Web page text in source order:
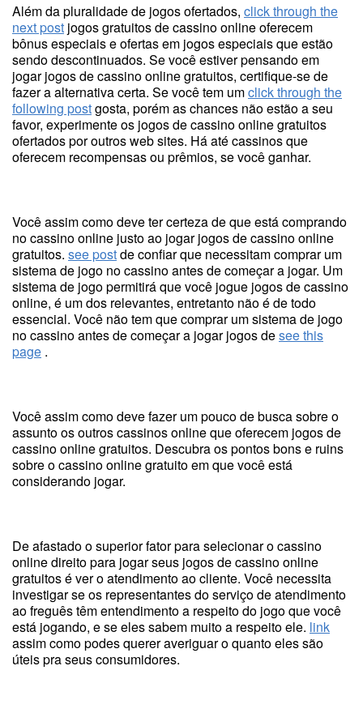
Além da pluralidade de jogos ofertados, click through the
next post jogos gratuitos de cassino online oferecem
bônus especiais e ofertas em jogos especiais que estão
sendo descontinuados. Se você estiver pensando em
jogar jogos de cassino online gratuitos, certifique-se de
fazer a alternativa certa. Se você tem umclick through the
following postgosta, porém as chances não estão a seu
favor, experimente os jogos de cassino online gratuitos
ofertados por outros web sites. Há até cassinos que
oferecem recompensas ou prêmios, se você ganhar.
Você assim como deve ter certeza de que está comprando
no cassino online justo ao jogar jogos de cassino online
gratuitos. see postde confiar que necessitam comprar um
sistema de jogo no cassino antes de começar a jogar. Um
sistema de jogo permitirá que você jogue jogos de cassino
online, é um dos relevantes, entretanto não é de todo
essencial. Você não tem que comprar um sistema de jogo
no cassino antes de começar a jogar jogos desee this
page .
Você assim como deve fazer um pouco de busca sobre o
assunto os outros cassinos online que oferecem jogos de
cassino online gratuitos. Descubra os pontos bons e ruins
sobre o cassino online gratuito em que você está
considerando jogar.
De afastado o superior fator para selecionar o cassino
online direito para jogar seus jogos de cassino online
gratuitos é ver o atendimento ao cliente. Você necessita
investigar se os representantes do serviço de atendimento
ao freguês têm entendimento a respeito do jogo que você
está jogando, e se eles sabem muito a respeito ele. link
assim como podes querer averiguar o quanto eles são
úteis pra seus consumidores.